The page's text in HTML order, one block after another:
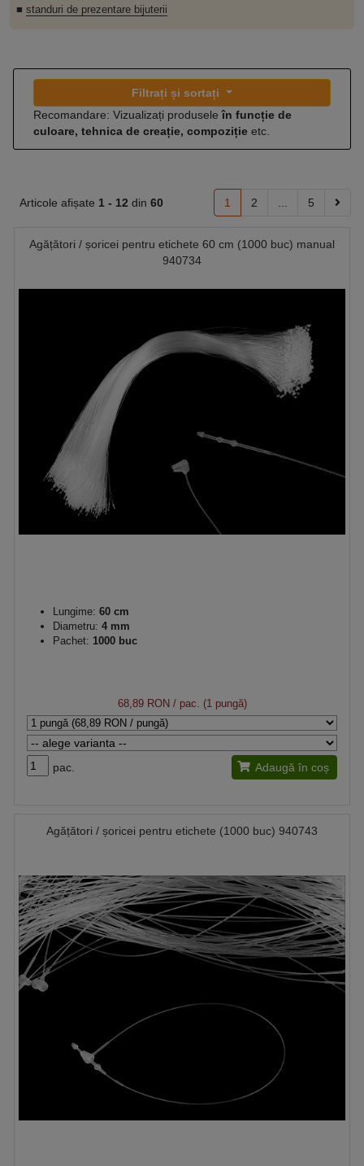
■ standuri de prezentare bijuterii
Filtrați și sortați
Recomandare: Vizualizați produseleîn funcție de
culoare, tehnica de creație, compoziție etc.
Articole afișate 1 - 12 din 60 1 2 5
Agățători / șoricei pentru etichete 60 cm (1000 buc) manual
940734
Lungime: 60 cm
Diametru: 4 mm
Pachet: 1000 buc
68,89 RON/ pac. (1 pungă)
pac. Adaugă în coș
Agățători / șoricei pentru etichete (1000 buc) 940743